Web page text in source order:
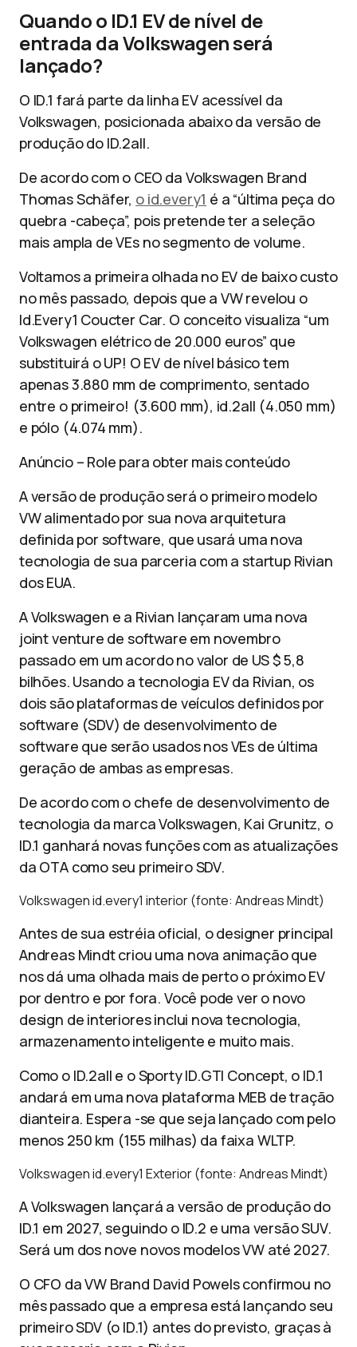
Quando o ID.1 EV de nível de
entrada da Volkswagen será
lançado?
O ID.1 fará parte da linha EV acessível da
Volkswagen, posicionada abaixo da versão de
produção do ID.2all.
De acordo com o CEO da Volkswagen Brand
Thomas Schäfer, o id.every1 é a “última peça do
quebra -cabeça”, pois pretende ter a seleção
mais ampla de VEs no segmento de volume.
Voltamos a primeira olhada no EV de baixo custo
no mês passado, depois que a VW revelou o
Id.Every1 Coucter Car. O conceito visualiza “um
Volkswagen elétrico de 20.000 euros” que
substituirá o UP! O EV de nível básico tem
apenas 3.880 mm de comprimento, sentado
entre o primeiro! (3.600 mm), id.2all (4.050 mm)
e pólo (4.074 mm).
Anúncio – Role para obter mais conteúdo
A versão de produção será o primeiro modelo
VW alimentado por sua nova arquitetura
definida por software, que usará uma nova
tecnologia de sua parceria com a startup Rivian
dos EUA.
A Volkswagen e a Rivian lançaram uma nova
joint venture de software em novembro
passado em um acordo no valor de US $ 5,8
bilhões. Usando a tecnologia EV da Rivian, os
dois são plataformas de veículos definidos por
software (SDV) de desenvolvimento de
software que serão usados ​​nos VEs de última
geração de ambas as empresas.
De acordo com o chefe de desenvolvimento de
tecnologia da marca Volkswagen, Kai Grunitz, o
ID.1 ganhará novas funções com as atualizações
da OTA como seu primeiro SDV.
Volkswagen id.every1 interior (fonte: Andreas Mindt)
Antes de sua estréia oficial, o designer principal
Andreas Mindt criou uma nova animação que
nos dá uma olhada mais de perto o próximo EV
por dentro e por fora. Você pode ver o novo
design de interiores inclui nova tecnologia,
armazenamento inteligente e muito mais.
Como o ID.2all e o Sporty ID.GTI Concept, o ID.1
andará em uma nova plataforma MEB de tração
dianteira. Espera -se que seja lançado com pelo
menos 250 km (155 milhas) da faixa WLTP.
Volkswagen id.every1 Exterior (fonte: Andreas Mindt)
A Volkswagen lançará a versão de produção do
ID.1 em 2027, seguindo o ID.2 e uma versão SUV.
Será um dos nove novos modelos VW até 2027.
O CFO da VW Brand David Powels confirmou no
mês passado que a empresa está lançando seu
primeiro SDV (o ID.1) antes do previsto, graças à